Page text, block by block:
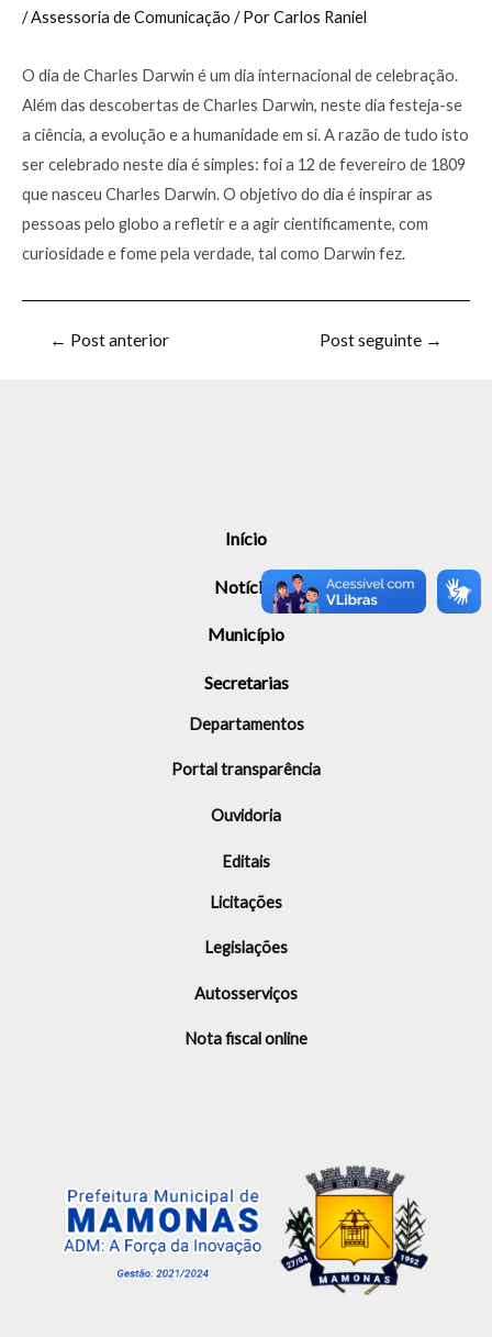
/Assessoria de Comunicação / PorCarlos Raniel
O dia de Charles Darwin é um dia internacional de celebração.
Além das descobertas de Charles Darwin, neste dia festeja-se
a ciência, a evolução e a humanidade em si. A razão de tudo isto
ser celebrado neste dia é simples: foi a 12 de fevereiro de 1809
que nasceu Charles Darwin. O objetivo do dia é inspirar as
pessoas pelo globo a refletir e a agir cientificamente, com
curiosidade e fome pela verdade, tal como Darwin fez.
← Post anterior Post seguinte →
Início
Notícias
Município
Secretarias
Departamentos
Portal transparência
Ouvidoria
Editais
Licitações
Legislações
Autosserviços
Nota fiscal online